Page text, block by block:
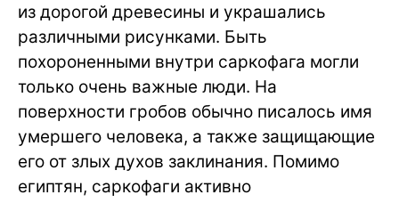
из дорогой древесины и украшались
различными рисунками. Быть
похороненными внутри саркофага могли
только очень важные люди. На
поверхности гробов обычно писалось имя
умершего человека, а также защищающие
его от злых духов заклинания. Помимо
египтян, саркофаги активно